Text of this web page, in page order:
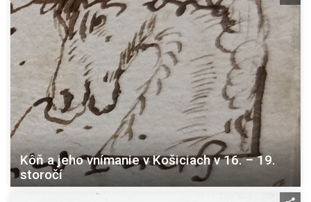
Kôň a jeho vnímanie v Košiciach v 16. – 19.
storočí